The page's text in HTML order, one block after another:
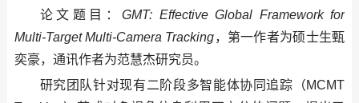
论文题目：GMT: Effective Global Framework for
Multi-Target Multi-Camera Tracking，第一作者为硕士生甄
奕豪，通讯作者为范慧杰研究员。
研究团队针对现有二阶段多智能体协同追踪（MCMT